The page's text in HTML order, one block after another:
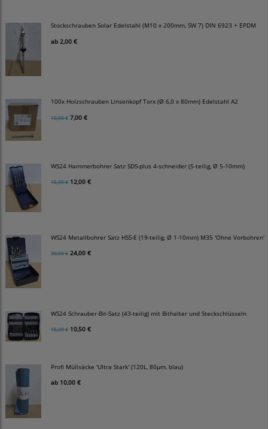
Stockschrauben Solar Edelstahl (M10 x 200mm, SW 7) DIN 6923 + EPDM
ab 2,00 €
100x Holzschrauben Linsenkopf Torx (Ø 6,0 x 80mm) Edelstahl A2
10,00 € 7,00 €
WS24 Hammerbohrer Satz SDS-plus 4-schneider (5-teilig, Ø 5-10mm)
15,00 € 12,00 €
WS24 Metallbohrer Satz HSS-E (19-teilig, Ø 1-10mm) M35 'Ohne Vorbohren'
30,00 € 24,00 €
WS24 Schrauber-Bit-Satz (43-teilig) mit Bithalter und Steckschlüsseln
15,00 € 10,50 €
Profi Müllsäcke 'Ultra Stark' (120L, 80µm, blau)
ab 10,00 €